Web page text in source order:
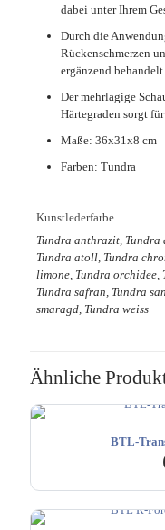
dabei unter Ihrem
Durch die
Rückenschmerzen
ergänzend behandelt
Der mehrlagige
Härtegraden sorgt
Maße: 36x31x8 cm
Farben: Tundra
Kunstlederfarbe
Tundra anthrazit,
Tundra atoll, Tundra
limone, Tundra orchidee,
Tundra safran, Tundra
smaragd, Tundra weiss
Ähnliche
BTL-